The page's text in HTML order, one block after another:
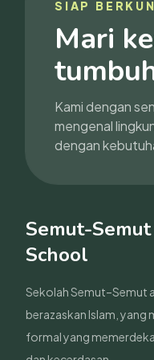
SIAP
Mari
Kami dengan
mengenal
dengan
Semut-
School
Sekolah Semut–Semut
berazaskan Islam, yang
formal yang